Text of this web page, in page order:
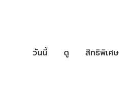
วันนี้ ดู สิทธิพิเศษ